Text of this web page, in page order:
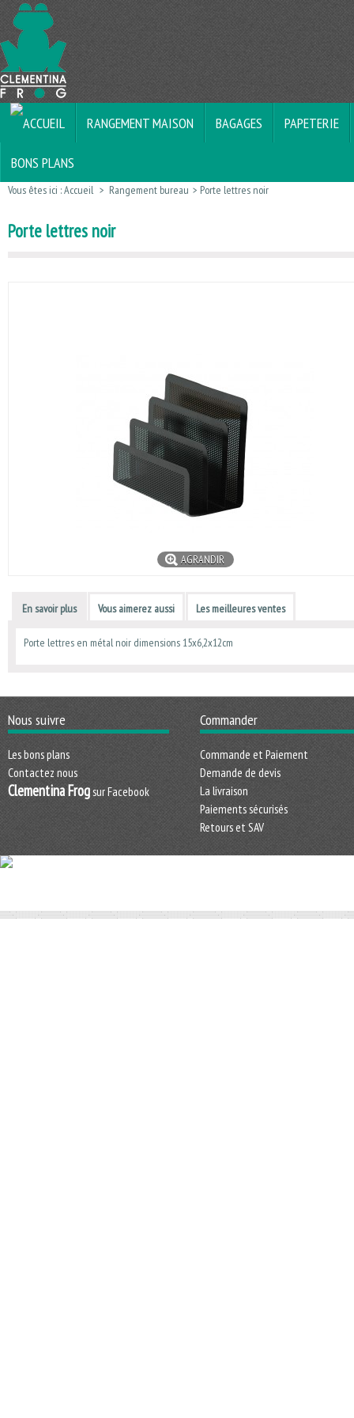
RANGEMENT MAISON BAGAGES PAPETERIE
BONS PLANS
Vous êtes ici :Accueil > Rangement bureau > Porte lettres noir
Porte lettres noir
AGRANDIR
En savoir plus Vous aimerez aussi Les meilleures ventes
Porte lettres en métal noir dimensions 15x6,2x12cm
Nous suivre
Les bons plans
Contactez nous
Clementina Frogsur Facebook
Commander
Commande et Paiement
Demande de devis
La livraison
Paiements sécurisés
Retours et SAV